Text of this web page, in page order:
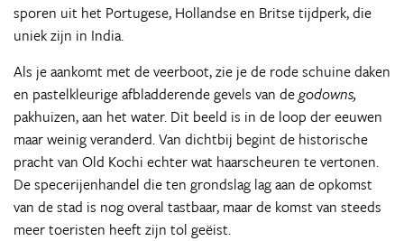
sporen uit het Portugese, Hollandse en Britse tijdperk, die
uniek zijn in India.
Als je aankomt met de veerboot, zie je de rode schuine daken
en pastelkleurige afbladderende gevels van degodowns,
pakhuizen, aan het water. Dit beeld is in de loop der eeuwen
maar weinig veranderd. Van dichtbij begint de historische
pracht van Old Kochi echter wat haarscheuren te vertonen.
De specerijenhandel die ten grondslag lag aan de opkomst
van de stad is nog overal tastbaar, maar de komst van steeds
meer toeristen heeft zijn tol geëist.